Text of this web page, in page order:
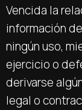
Vencida la
información
ningún uso,
ejercicio o
derivarse
legal o